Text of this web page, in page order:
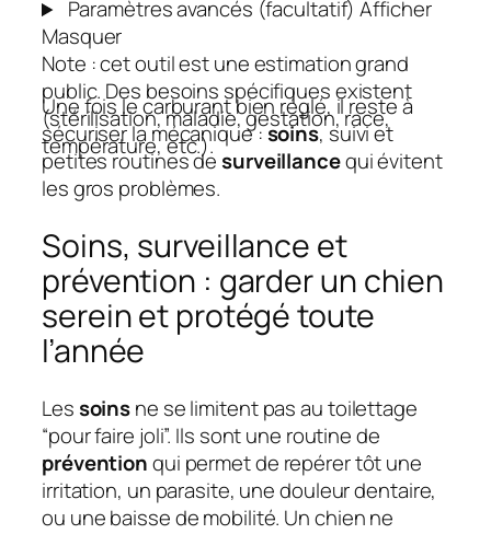
Paramètres avancés (facultatif) Afficher
Masquer
Note :cet outil est une estimation grand
public. Des besoins spécifiques existent
(stérilisation, maladie, gestation, race,
température, etc.).
Une fois le carburant bien réglé, il reste à
sécuriser la mécanique :soins, suivi et
petites routines desurveillancequi évitent
les gros problèmes.
Soins, surveillance et
prévention : garder un chien
serein et protégé toute
l’année
Lessoinsne se limitent pas au toilettage
“pour faire joli”. Ils sont une routine de
préventionqui permet de repérer tôt une
irritation, un parasite, une douleur dentaire,
ou une baisse de mobilité. Un chien ne